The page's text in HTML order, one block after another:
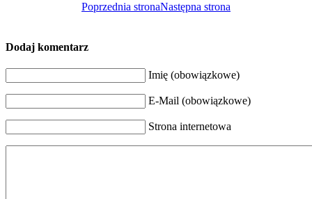
Poprzednia stronaNastępna strona
Dodaj komentarz
Imię (obowiązkowe)
E-Mail (obowiązkowe)
Strona internetowa